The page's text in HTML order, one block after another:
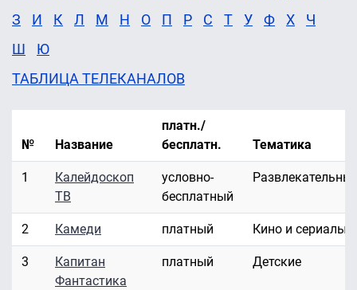
З
И К Л М Н О П Р С Т У Ф Х
Ч
Ш
Ю
ТАБЛИЦА ТЕЛЕКАНАЛОВ
№ Название
платн./
бесплатн.
Тематика
1
Калейдоскоп
ТВ
условно-
бесплатный
2 Камеди платный Кино и сериалы
3
Капитан
Фантастика
платный Детские